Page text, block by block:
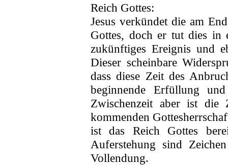
Reich Gottes:
Jesus verkündet die am
Gottes, doch er tut dies in
zukünftiges Ereignis und
Dieser scheinbare
dass diese Zeit des
beginnende Erfüllung
Zwischenzeit aber ist
kommenden
ist das Reich Gottes
Auferstehung sind
Vollendung.